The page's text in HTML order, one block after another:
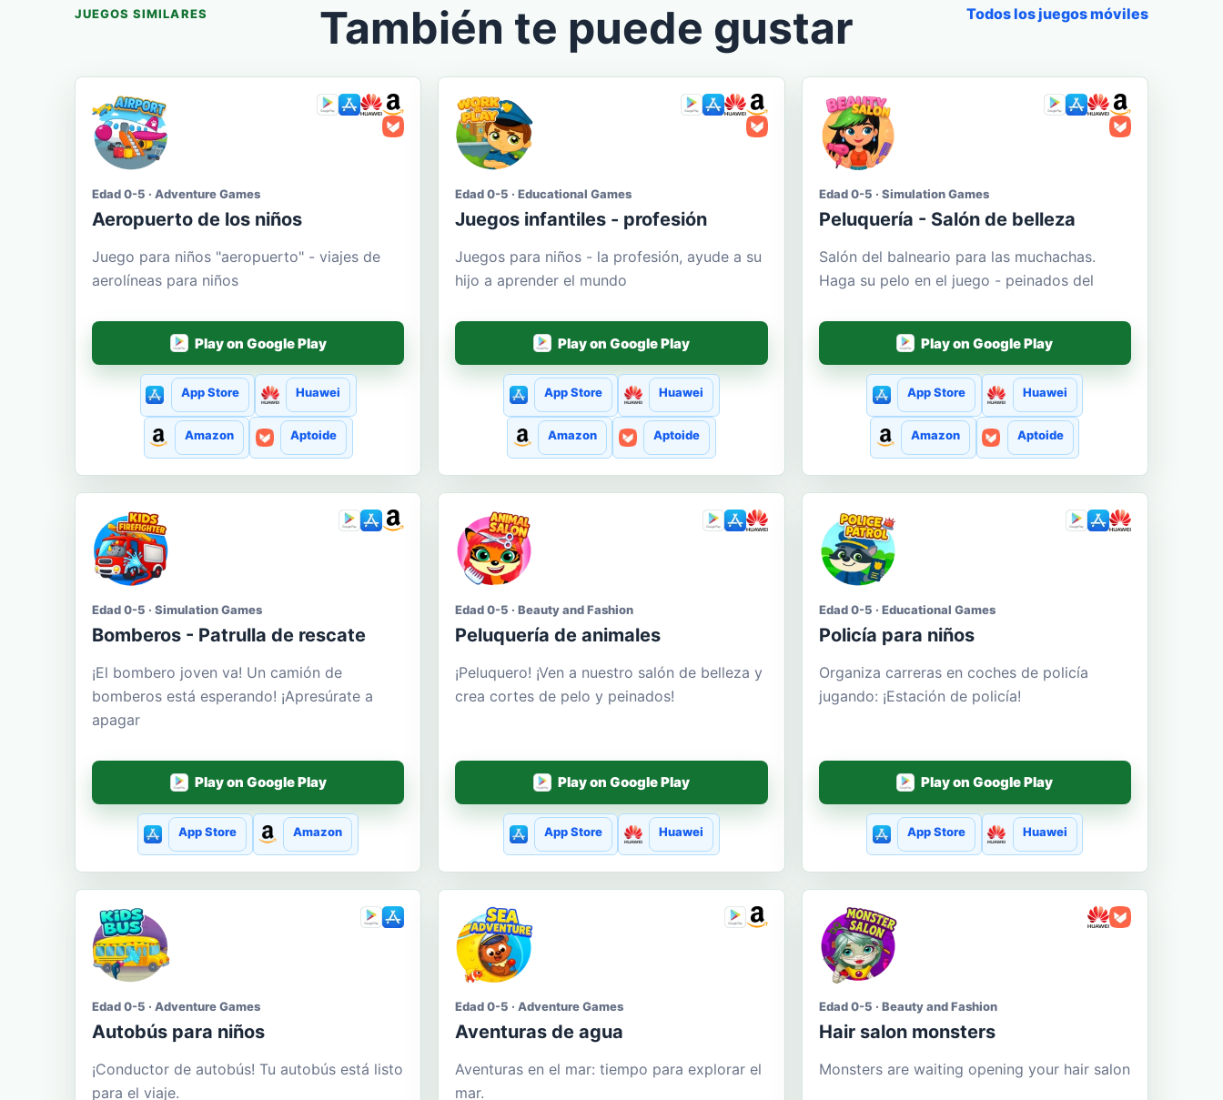
JUEGOS SIMILARES También te puede gustar Todos los juegos móviles
Edad 0-5 · Adventure Games
Aeropuerto de los niños
Juego para niños "aeropuerto" - viajes de
aerolíneas para niños
Play on Google Play
App Store Huawei
Amazon Aptoide
Edad 0-5 · Educational Games
Juegos infantiles - profesión
Juegos para niños - la profesión, ayude a su
hijo a aprender el mundo
Play on Google Play
App Store Huawei
Amazon Aptoide
Edad 0-5 · Simulation Games
Peluquería - Salón de belleza
Salón del balneario para las muchachas.
Haga su pelo en el juego - peinados del
Play on Google Play
App Store Huawei
Amazon Aptoide
Edad 0-5 · Simulation Games
Bomberos - Patrulla de rescate
¡El bombero joven va! Un camión de
bomberos está esperando! ¡Apresúrate a
apagar
Play on Google Play
App Store Amazon
Edad 0-5 · Beauty and Fashion
Peluquería de animales
¡Peluquero! ¡Ven a nuestro salón de belleza y
crea cortes de pelo y peinados!
Play on Google Play
App Store Huawei
Edad 0-5 · Educational Games
Policía para niños
Organiza carreras en coches de policía
jugando: ¡Estación de policía!
Play on Google Play
App Store Huawei
Edad 0-5 · Adventure Games
Autobús para niños
¡Conductor de autobús! Tu autobús está listo
para el viaje.
Edad 0-5 · Adventure Games
Aventuras de agua
Aventuras en el mar: tiempo para explorar el
mar.
Edad 0-5 · Beauty and Fashion
Hair salon monsters
Monsters are waiting opening your hair salon